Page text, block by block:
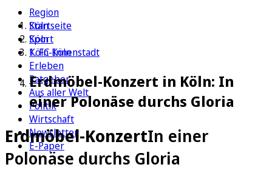
Region
Köln
Sport
1. FC Köln
Erleben
Ratgeber
Aus aller Welt
Politik
Wirtschaft
Newsletter
E-Paper
Startseite
Köln
Köln-Innenstadt
Erdmöbel-Konzert in Köln: In
einer Polonäse durchs Gloria
Erdmöbel-KonzertIn einer
Polonäse durchs Gloria